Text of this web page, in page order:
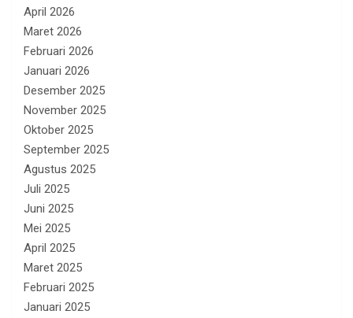
April 2026
Maret 2026
Februari 2026
Januari 2026
Desember 2025
November 2025
Oktober 2025
September 2025
Agustus 2025
Juli 2025
Juni 2025
Mei 2025
April 2025
Maret 2025
Februari 2025
Januari 2025